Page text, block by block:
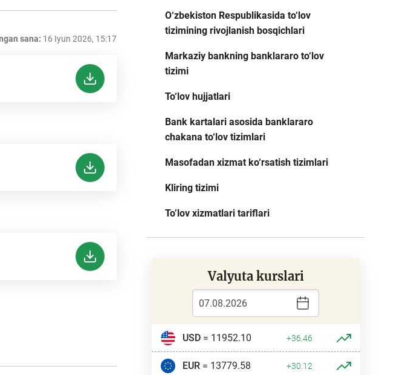
sana: 16 Iyun 2026, 15:17
O‘zbekiston Respublikasida to‘lov
tizimining rivojlanish bosqichlari
Markaziy bankning banklararo to‘lov
tizimi
To‘lov hujjatlari
Bank kartalari asosida banklararo
chakana to‘lov tizimlari
Masofadan xizmat ko‘rsatish tizimlari
Kliring tizimi
Toʼlov xizmatlari tariflari
Valyuta kurslari
USD= 11952.10 +36.46
EUR= 13779.58 +30.12